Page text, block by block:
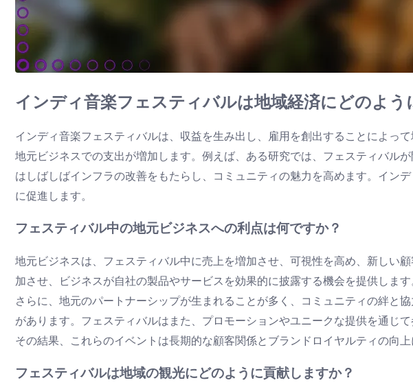
インディ音楽フェスティバルは地域経済にどのよう
インディ音楽フェスティバルは、収益を生み出し、雇用を創出することによっ
地元ビジネスでの支出が増加します。例えば、ある研究では、フェスティバル
はしばしばインフラの改善をもたらし、コミュニティの魅力を高めます。イン
に促進します。
フェスティバル中の地元ビジネスへの利点は何ですか？
地元ビジネスは、フェスティバル中に売上を増加させ、可視性を高め、新しい
加させ、ビジネスが自社の製品やサービスを効果的に披露する機会を提供します
さらに、地元のパートナーシップが生まれることが多く、コミュニティの絆と
があります。フェスティバルはまた、プロモーションやユニークな提供を通じ
その結果、これらのイベントは長期的な顧客関係とブランドロイヤルティの向
フェスティバルは地域の観光にどのように貢献しますか？